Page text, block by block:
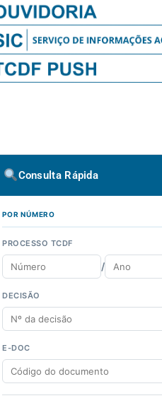
Consulta Rápida
POR NÚMERO
PROCESSO TCDF
/
DECISÃO
E-DOC